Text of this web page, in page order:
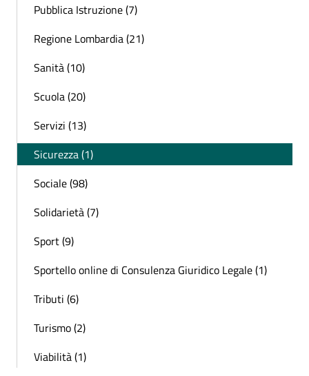
Pubblica Istruzione (7)
Regione Lombardia (21)
Sanità (10)
Scuola (20)
Servizi (13)
Sicurezza (1)
Sociale (98)
Solidarietà (7)
Sport (9)
Sportello online di Consulenza Giuridico Legale (1)
Tributi (6)
Turismo (2)
Viabilità (1)